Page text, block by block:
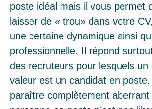
poste idéal mais il vous permet
laisser de « trou» dans votre
une certaine dynamique ainsi
professionnelle. Il répond
des recruteurs pour lesquels un
valeur est un candidat en
paraître complètement aberrant